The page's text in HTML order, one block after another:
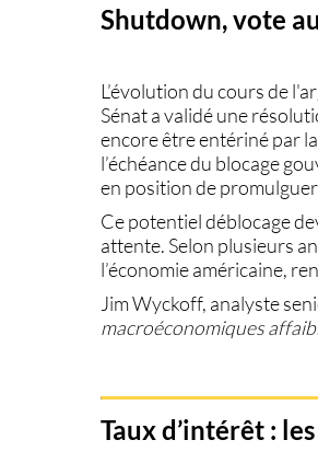
Shutdown, vote
L’évolution ducours de
Sénat a validé une
encore être entériné par
l’échéance du blocage
en position de
Ce potentiel déblocage
attente. Selon plusieurs
l’économie américaine,
Jim Wyckoff, analyste
macroéconomiques
Taux d’intérêt :